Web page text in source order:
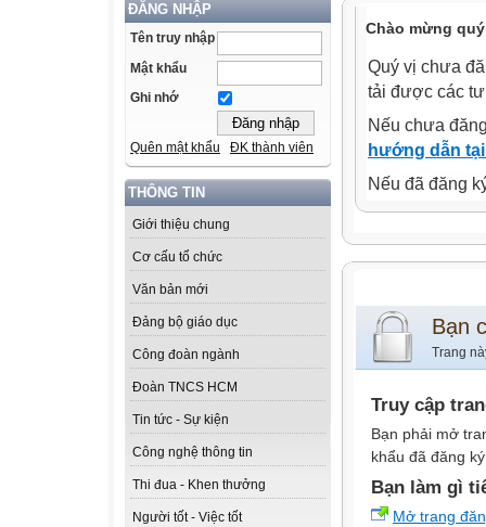
ĐĂNG NHẬP
Tên truy nhập
Mật khẩu
Ghi nhớ
Quên mật khẩu ĐK thành viên
THÔNG TIN
Giới thiệu chung
Cơ cấu tổ chức
Văn bản mới
Đảng bộ giáo dục
Công đoàn ngành
Đoàn TNCS HCM
Tin tức - Sự kiện
Công nghệ thông tin
Thi đua - Khen thưởng
Người tốt - Việc tốt
Chào mừng
Quý vị chưa
tải được các
Nếu chưa
hướng dẫn
Nếu đã đăng
Bạn
Trang
Truy cập
Bạn phải mở
khẩu đã đăng
Bạn làm gì
Mở trang